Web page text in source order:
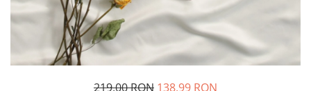
219,00 RON 138,99 RON